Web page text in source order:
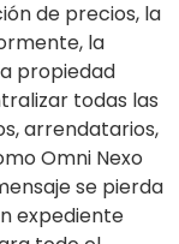
de precios, la
la
propiedad
todas las
arrendatarios,
Omni Nexo
se pierda
expediente